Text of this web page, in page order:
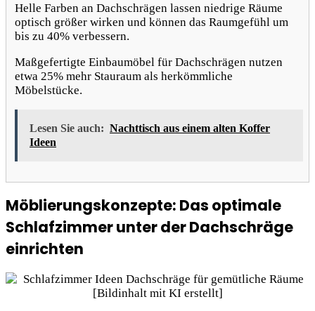
Helle Farben an Dachschrägen lassen niedrige Räume
optisch größer wirken und können das Raumgefühl um
bis zu 40% verbessern.
Maßgefertigte Einbaumöbel für Dachschrägen nutzen
etwa 25% mehr Stauraum als herkömmliche
Möbelstücke.
Lesen Sie auch: Nachttisch aus einem alten Koffer
Ideen
Möblierungskonzepte: Das optimale
Schlafzimmer unter der Dachschräge
einrichten